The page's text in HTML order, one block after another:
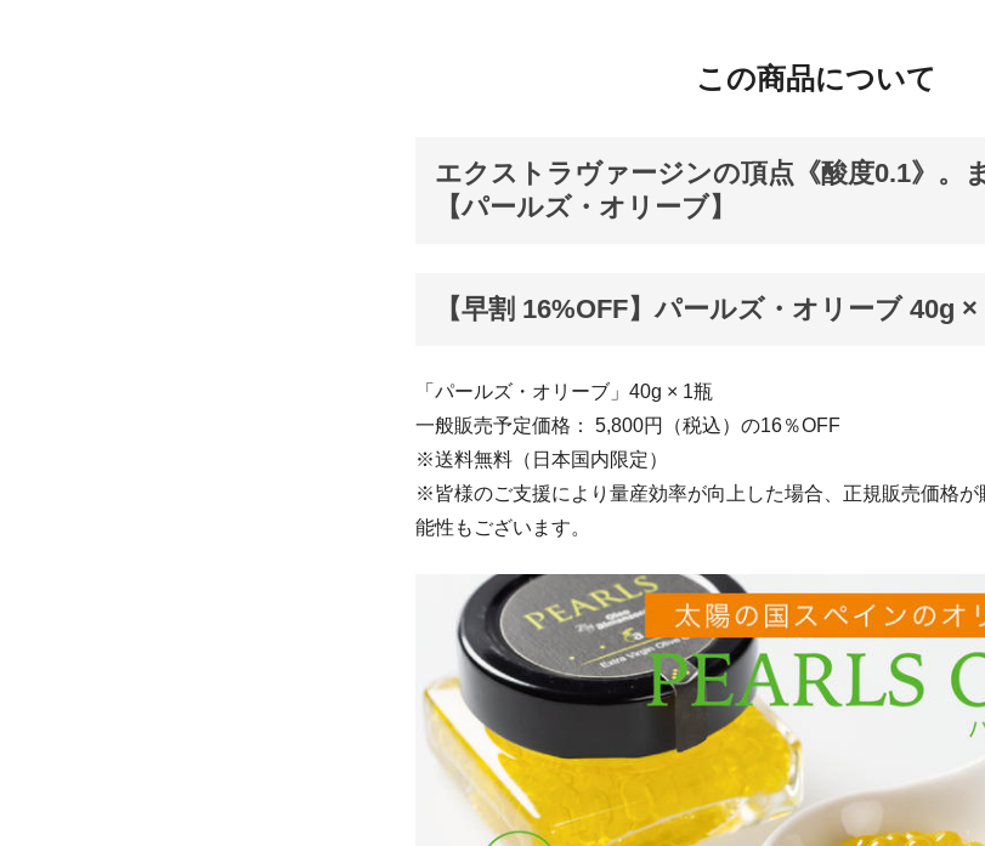
この商品について
エクストラヴァージンの頂点《酸度0.1》。
【パールズ・オリーブ】
【早割 16%OFF】パールズ・オリーブ 40g ×
「パールズ・オリーブ」40g × 1瓶
一般販売予定価格： 5,800円（税込）の16％OFF
※送料無料（日本国内限定）
※皆様のご支援により量産効率が向上した場合、正規販売価格
能性もございます。